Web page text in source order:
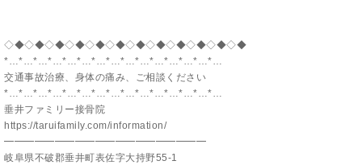
◇◆◇◆◇◆◇◆◇◆◇◆◇◆◇◆◇◆◇◆◇◆◇◆
*…*…*…*…*…*…*…*…*…*…*…*…*…*…*…
交通事故治療、身体の痛み、ご相談ください
*…*…*…*…*…*…*…*…*…*…*…*…*…*…*…
垂井ファミリー接骨院
https://taruifamily.com/information/
━━━━━━━━━━━━━━━━━━━━
岐阜県不破郡垂井町表佐字大持野55-1